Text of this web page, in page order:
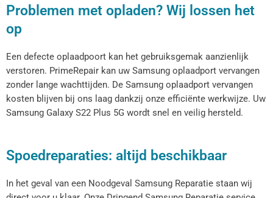
Problemen met opladen? Wij lossen het
op
Een defecte oplaadpoort kan het gebruiksgemak aanzienlijk
verstoren. PrimeRepair kan uw Samsung oplaadport vervangen
zonder lange wachttijden. De Samsung oplaadport vervangen
kosten blijven bij ons laag dankzij onze efficiënte werkwijze. Uw
Samsung Galaxy S22 Plus 5G wordt snel en veilig hersteld.
Spoedreparaties: altijd beschikbaar
In het geval van een Noodgeval Samsung Reparatie staan wij